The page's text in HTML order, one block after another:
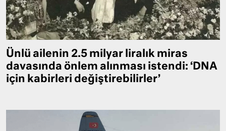
Ünlü ailenin 2.5 milyar liralık miras
davasında önlem alınması istendi: ‘DNA
için kabirleri değiştirebilirler’